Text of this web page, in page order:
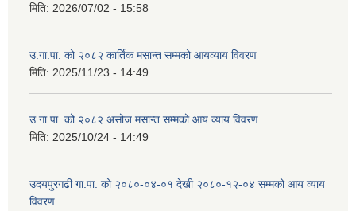
मिति: 2026/07/02 - 15:58
उ.गा.पा. को २०८२ कार्तिक मसान्त सम्मको आयव्याय विवरण
मिति: 2025/11/23 - 14:49
उ.गा.पा. को २०८२ असोज मसान्त सम्मको आय व्याय विवरण
मिति: 2025/10/24 - 14:49
उदयपुरगढी गा.पा. को २०८०-०४-०१ देखी २०८०-१२-०४ सम्मको आय व्याय
विवरण